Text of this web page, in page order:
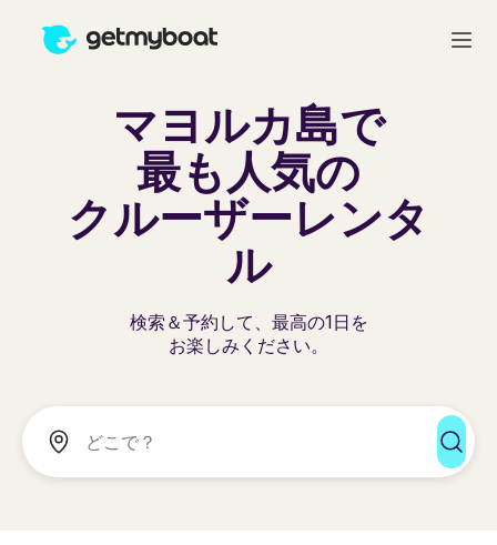
マヨルカ島で
最も人気の
クルーザーレンタ
ル
検索＆予約して、最高の1日を
お楽しみください。